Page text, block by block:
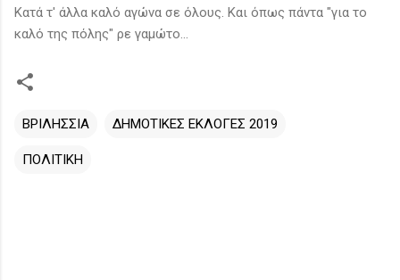
Κατά τ' άλλα καλό αγώνα σε όλους. Και όπως πάντα "για το
καλό της πόλης" ρε γαμώτο...
ΒΡΙΛΗΣΣΙΑ ΔΗΜΟΤΙΚΕΣ ΕΚΛΟΓΕΣ 2019
ΠΟΛΙΤΙΚΗ